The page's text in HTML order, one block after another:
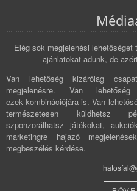
Elég sok megjelenési
ajánlatokat adunk, de
Van lehetőség kizárólag
megjelenésre. Van
ezek kombinációjára is. Van
természetesen
szponzorálhatsz játékokat,
marketingre hajazó
megbeszélés kérdése.